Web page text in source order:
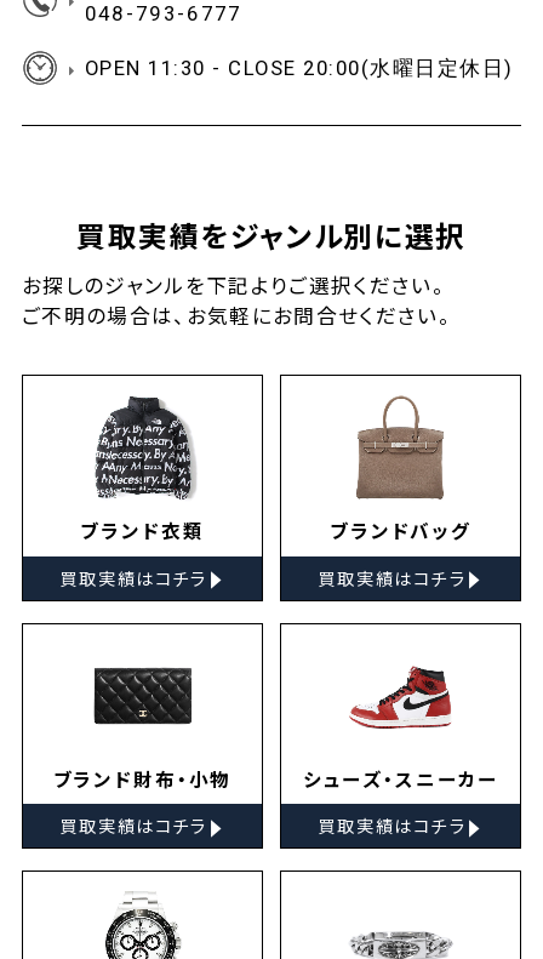
048-793-6777
OPEN 11:30 - CLOSE 20:00(水曜日定休日)
買取実績をジャンル別に選択
お探しのジャンルを下記よりご選択ください。
ご不明の場合は、お気軽にお問合せください。
ブランド衣類
買取実績はコチラ ▸
ブランドバッグ
買取実績はコチラ ▸
ブランド財布・小物
買取実績はコチラ ▸
シューズ・スニーカー
買取実績はコチラ ▸